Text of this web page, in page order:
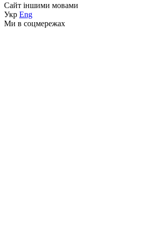
Сайт іншими мовами
Укр Eng
Ми в соцмережах